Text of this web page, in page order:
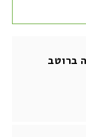
ברוטב